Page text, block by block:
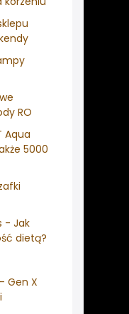
RO
Aqua
5000
- Jak
dietą?
Gen X